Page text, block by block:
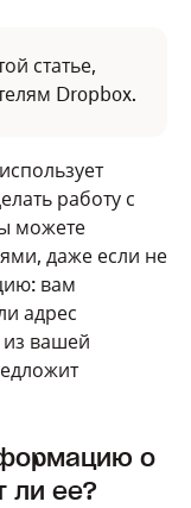
статье,
Dropbox.
использует
работу с
можете
даже если не
вам
адрес
из вашей
о
ли ее?